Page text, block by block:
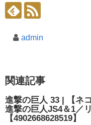
admin
関連記事
進撃の巨人 33 | 【ネ
進撃の巨人JS4＆1／
【4902668628519】